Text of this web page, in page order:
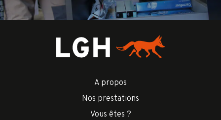
A propos
Nos prestations
Vous êtes ?